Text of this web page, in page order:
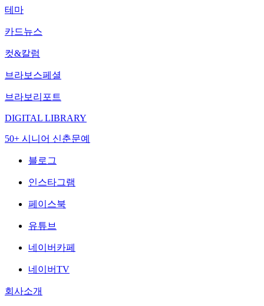
테마
카드뉴스
컷&칼럼
브라보스페셜
브라보리포트
DIGITAL LIBRARY
50+ 시니어 신춘문예
블로그
인스타그램
페이스북
유튜브
네이버카페
네이버TV
회사소개